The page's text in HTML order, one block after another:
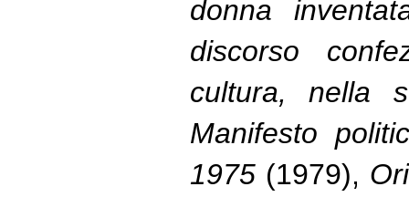
donna
discorso
cultura, nella
Manifesto
1975 (1979),